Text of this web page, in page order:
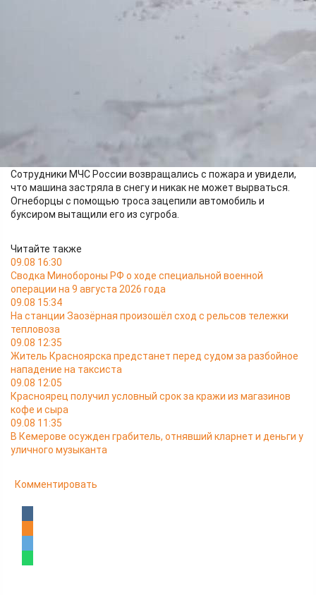
Сегодня в Норильске был сильный снегопад, который
Дежурный караул 40-й пожарно-спасательной части района
Сотрудники МЧС России возвращались с пожара и увидели,
что машина застряла в снегу и никак не может вырваться.
Огнеборцы с помощью троса зацепили автомобиль и
буксиром вытащили его из сугроба.
Читайте также
09.08 16:30
Сводка Минобороны РФ о ходе специальной военной
операции на 9 августа 2026 года
09.08 15:34
На станции Заозёрная произошёл сход с рельсов тележки
тепловоза
09.08 12:35
Житель Красноярска предстанет перед судом за разбойное
нападение на таксиста
09.08 12:05
Красноярец получил условный срок за кражи из магазинов
кофе и сыра
09.08 11:35
В Кемерове осужден грабитель, отнявший кларнет и деньги у
уличного музыканта
Комментировать